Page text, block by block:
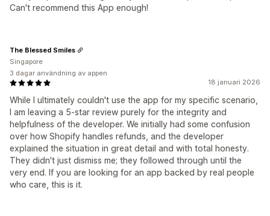
Can't recommend this App enough!
18 januari 2026
While I ultimately couldn't use the app for my specific scenario,
I am leaving a 5-star review purely for the integrity and
helpfulness of the developer. We initially had some confusion
over how Shopify handles refunds, and the developer
explained the situation in great detail and with total honesty.
They didn't just dismiss me; they followed through until the
very end. If you are looking for an app backed by real people
who care, this is it.
The Blessed Smiles
Singapore
3 dagar användning av appen